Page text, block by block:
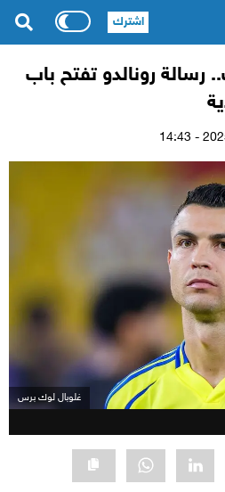
رونالدو تفتح باب
غلوبال لوك برس
اشترك